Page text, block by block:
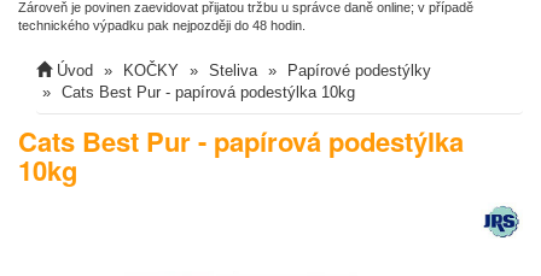
Zároveň je povinen zaevidovat přijatou tržbu u správce daně online; v případě
technického výpadku pak nejpozději do 48 hodin.
Úvod KOČKY Steliva
Papírové podestýlky
Cats Best Pur - papírová podestýlka 10kg
Cats Best Pur - papírová podestýlka
10kg